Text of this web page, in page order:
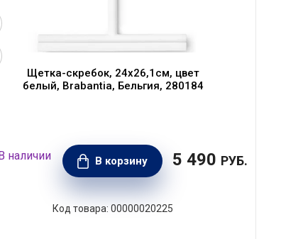
Щетка-скребок, 24x26,1см, цвет
белый, Brabantia, Бельгия, 280184
В корзину 5 490 РУБ.
00000020225